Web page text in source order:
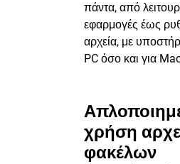
πάντα, από
εφαρμογές έως
αρχεία, με
PC όσο και για
χρήση
φακέλων